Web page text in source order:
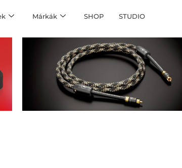
Márkák SHOP STUDIO